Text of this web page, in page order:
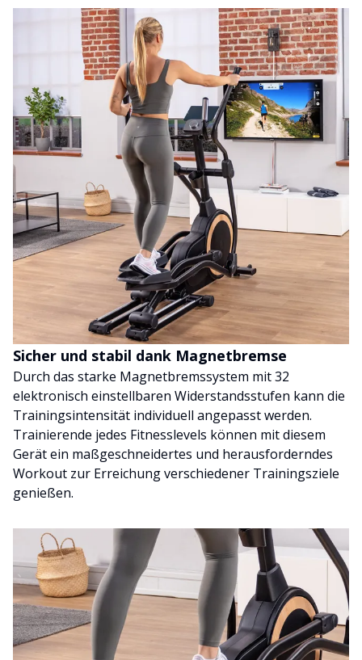
Sicher und stabil dank Magnetbremse
Durch das starke Magnetbremssystem mit 32
elektronisch einstellbaren Widerstandsstufen kann die
Trainingsintensität individuell angepasst werden.
Trainierende jedes Fitnesslevels können mit diesem
Gerät ein maßgeschneidertes und herausforderndes
Workout zur Erreichung verschiedener Trainingsziele
genießen.